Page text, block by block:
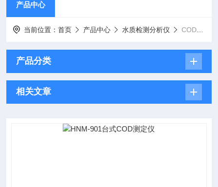
产品中心
当前位置：首页 产品中心 水质检测分析仪 COD测定仪
产品分类
相关文章